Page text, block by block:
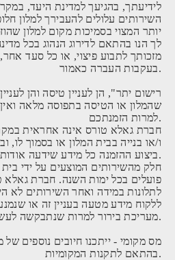
לידיעתך, בהגיעך למדינת היעד,
השירותים עלולים להעבירך למלון
יותר המצוי בסמיכות מקום למלון
לך הנו בהתאם לדירוג הנהוג בכל
מזכותך לתבוע פיצוי, או כל סעד אחר,
בעקבות העברה כאמור.
שהמלון או הטיסה בתפוסה מלאה ואין
למרות הזמנתכם.
חברת גאלא טורס אינה אחראית
ו/או בנייה בבית המלון או בסמוך
ביצוע ההזמנה כל מידע שידעה אודות מטרד כאמור.
חלק מהשירותים המוצעים על ידי בית
פועלים בכל ימות השנה. חברת
לתלונות במידה ואחר השירותים לא
ללקוח מידע מטעה בעניין זה או
מעריכת בירור למרות שנתבקשה לעשות כן על ידי הלקוח.
מס מקומי - ייתכנו חיובים נוספים
בהתאם לתקנות המקומיות.